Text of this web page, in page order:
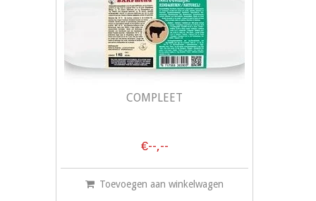
COMPLEET
€--,--
Toevoegen aan winkelwagen